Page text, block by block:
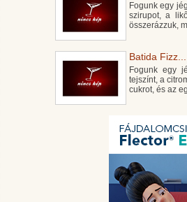
Fogunk egy
szirupot, a
összerázzuk,
Batida Fizz...
Fogunk egy
tejszínt, a
cukrot, és az